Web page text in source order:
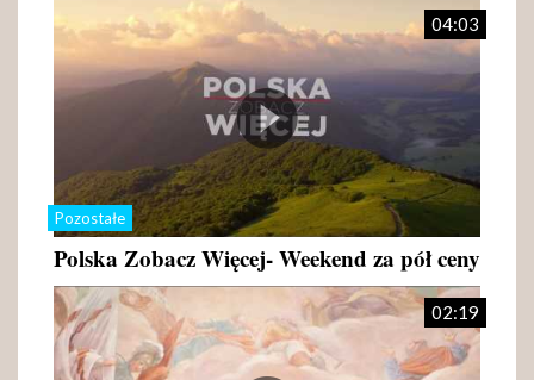
Pozostałe
04:03
Polska Zobacz Więcej- Weekend za pół ceny
02:19